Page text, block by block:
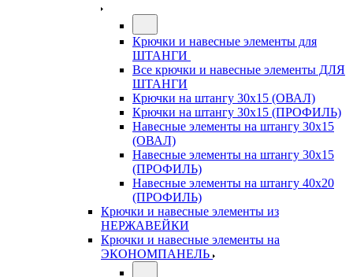
Крючки и навесные элементы для
ШТАНГИ
Все крючки и навесные элементы ДЛЯ
ШТАНГИ
Крючки на штангу 30х15 (ОВАЛ)
Крючки на штангу 30х15 (ПРОФИЛЬ)
Навесные элементы на штангу 30х15
(ОВАЛ)
Навесные элементы на штангу 30х15
(ПРОФИЛЬ)
Навесные элементы на штангу 40х20
(ПРОФИЛЬ)
Крючки и навесные элементы из
НЕРЖАВЕЙКИ
Крючки и навесные элементы на
ЭКОНОМПАНЕЛЬ